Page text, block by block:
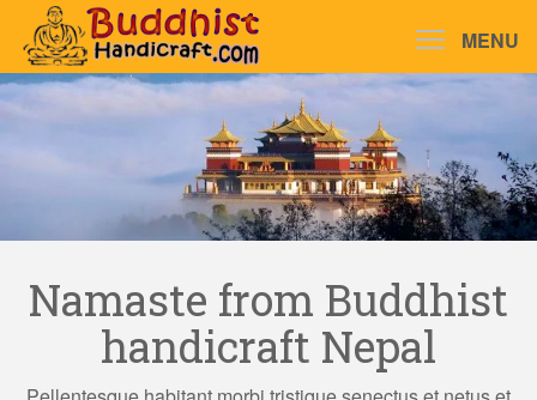
MENU
Namaste from Buddhist
handicraft Nepal